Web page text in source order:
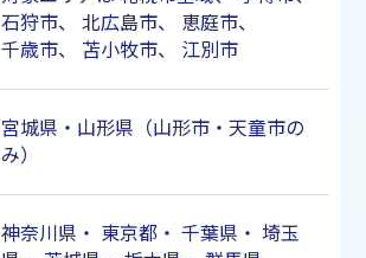
石狩市、 北広島市、 恵庭市、
千歳市、 苫小牧市、 江別市
宮城県・山形県（山形市・天童市の
み）
神奈川県 ・ 東京都・ 千葉県 ・ 埼玉